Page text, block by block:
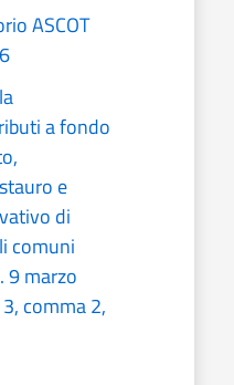
ASCOT
a fondo
e
di
comuni
9 marzo
comma 2,